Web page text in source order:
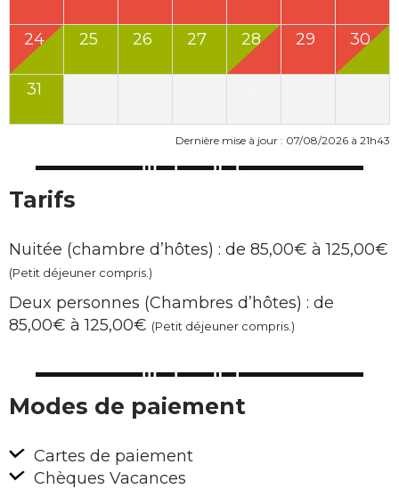
24 25 26 27 28 29 30
31
Dernière mise à jour : 07/08/2026 à 21h43
Tarifs
Nuitée (chambre d’hôtes) : de 85,00€ à 125,00€
(Petit déjeuner compris.)
Deux personnes (Chambres d’hôtes) : de
85,00€ à 125,00€ (Petit déjeuner compris.)
Modes de paiement
Cartes de paiement
Chèques Vacances